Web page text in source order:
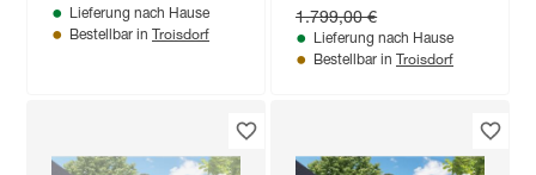
Lieferung nach Hause
Bestellbar in Troisdorf
404 x 217 cm
1.799,00 €
Lieferung nach Hause
Bestellbar in Troisdorf